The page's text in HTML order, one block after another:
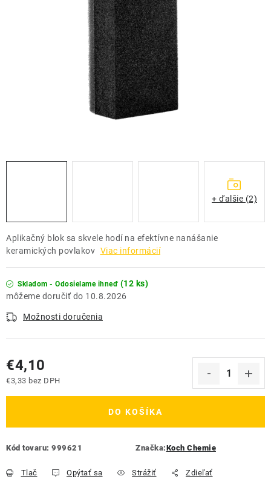
DARČEKOVÉ POUKAZY
ČISTENIE A ÚDRŽBA LODÍ
Aplikačný blok sa skvele hodí na efektívne nanášanie
keramických povlakov Viac informácií
Skladom - Odosielame ihneď (12 ks)
10.8.2026
Možnosti doručenia
€4,10
€3,33 bez DPH
DO KOŠÍKA
Kód tovaru: 999621 Značka:Koch Chemie
Tlač Opýtať sa Strážiť Zdieľať
+ ďalšie (2)